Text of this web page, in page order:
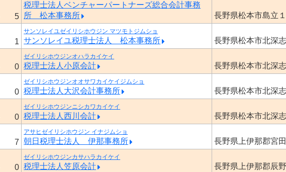
5
税理士法人ベンチャーパートナーズ総合会計事務
所 松本事務所
長野県松本市島立
1
サンソレイユゼイリシホウジン マツモトジムショ
サンソレイユ税理士法人 松本事務所 長野県松本市北深
0
ゼイリシホウジンオハラカイケイ
税理士法人小原会計 長野県松本市北深
0
ゼイリシホウジンオオサワカイケイジムショ
税理士法人大沢会計事務所 長野県松本市北深
0
ゼイリシホウジンニシカワカイケイ
税理士法人西川会計 長野県松本市北深
7
アサヒゼイリシホウジン イナジムショ
朝日税理士法人 伊那事務所 長野県上伊那郡宮
0
ゼイリシホウジンカサハラカイケイ
税理士法人笠原会計 長野県上伊那郡辰